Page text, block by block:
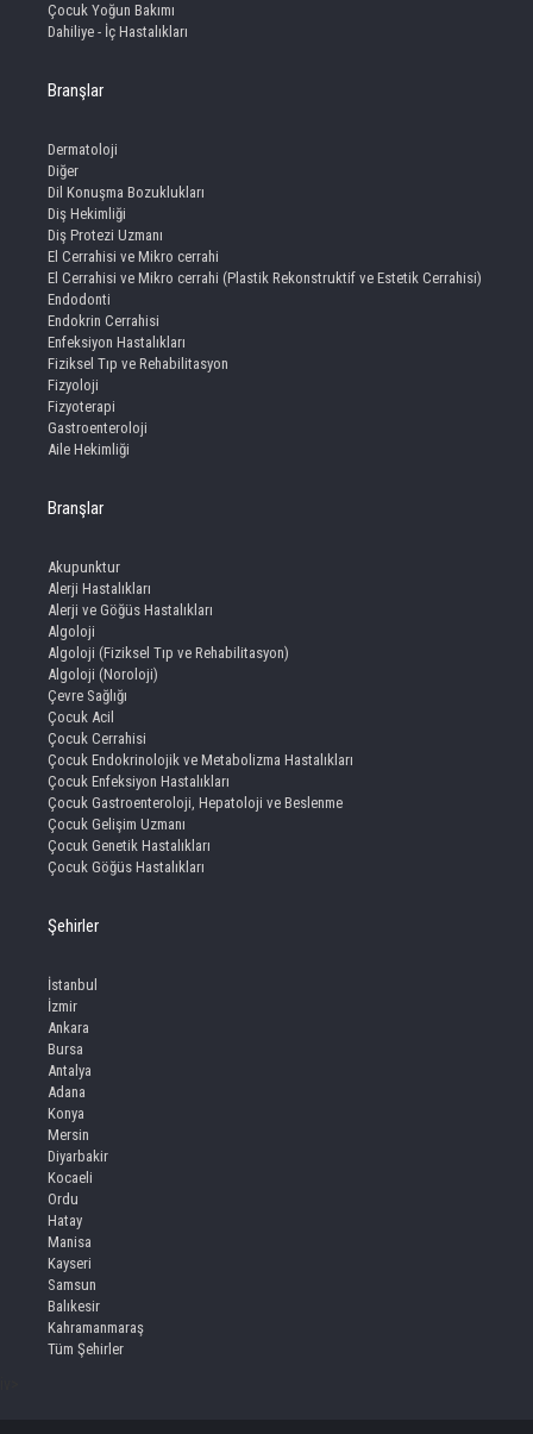
Çocuk Yoğun Bakımı
Dahiliye - İç Hastalıkları
Branşlar
Dermatoloji
Diğer
Dil Konuşma Bozuklukları
Diş Hekimliği
Diş Protezi Uzmanı
El Cerrahisi ve Mikro cerrahi
El Cerrahisi ve Mikro cerrahi (Plastik Rekonstruktif ve Estetik Cerrahisi)
Endodonti
Endokrin Cerrahisi
Enfeksiyon Hastalıkları
Fiziksel Tıp ve Rehabilitasyon
Fizyoloji
Fizyoterapi
Gastroenteroloji
Aile Hekimliği
Branşlar
Akupunktur
Alerji Hastalıkları
Alerji ve Göğüs Hastalıkları
Algoloji
Algoloji (Fiziksel Tıp ve Rehabilitasyon)
Algoloji (Noroloji)
Çevre Sağlığı
Çocuk Acil
Çocuk Cerrahisi
Çocuk Endokrinolojik ve Metabolizma Hastalıkları
Çocuk Enfeksiyon Hastalıkları
Çocuk Gastroenteroloji, Hepatoloji ve Beslenme
Çocuk Gelişim Uzmanı
Çocuk Genetik Hastalıkları
Çocuk Göğüs Hastalıkları
Şehirler
İstanbul
İzmir
Ankara
Bursa
Antalya
Adana
Konya
Mersin
Diyarbakir
Kocaeli
Ordu
Hatay
Manisa
Kayseri
Samsun
Balıkesir
Kahramanmaraş
Tüm Şehirler